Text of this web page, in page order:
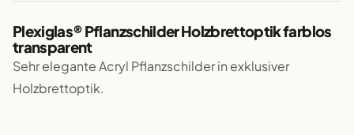
Plexiglas® Pflanzschilder Holzbrettoptik farblos
transparent
Sehr elegante Acryl Pflanzschilder in exklusiver
Holzbrettoptik.